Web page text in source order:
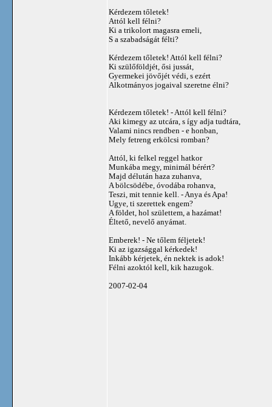
Kérdezem tőletek!
Attól kell félni?
Ki a trikolort magasra emeli,
S a szabadságát félti?
Kérdezem tőletek! Attól kell félni?
Ki szülőföldjét, ősi jussát,
Gyermekei jövőjét védi, s ezért
Alkotmányos jogaival szeretne élni?
Kérdezem tőletek! - Attól kell félni?
Aki kimegy az utcára, s így adja tudtára,
Valami nincs rendben - e honban,
Mely fetreng erkölcsi romban?
Attól, ki felkel reggel hatkor
Munkába megy, minimál bérért?
Majd délután haza zuhanva,
A bölcsödébe, óvodába rohanva,
Teszi, mit tennie kell. - Anya és Apa!
Ugye, ti szerettek engem?
A földet, hol születtem, a hazámat!
Éltető, nevelő anyámat.
Emberek! - Ne tőlem féljetek!
Ki az igazsággal kérkedek!
Inkább kérjetek, én nektek is adok!
Félni azoktól kell, kik hazugok.
2007-02-04